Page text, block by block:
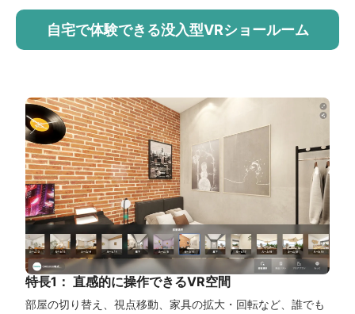
自宅で体験できる没入型VRショールーム
特長1： 直感的に操作できるVR空間
部屋の切り替え、視点移動、家具の拡大・回転など、誰でも